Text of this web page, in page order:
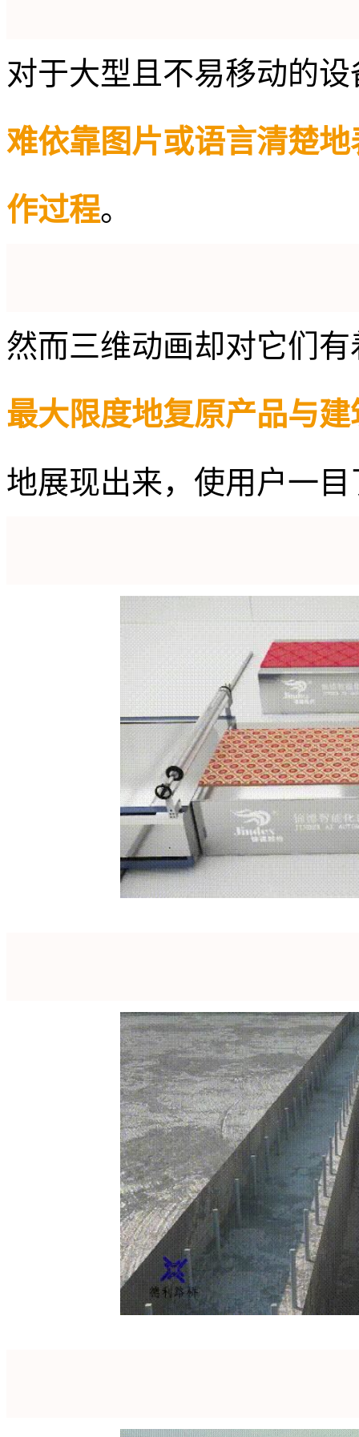
对于大型且不易移动的
难依靠图片或语言清楚
作过程。
然而三维动画却对它们
最大限度地复原产品与
地展现出来，使用户一